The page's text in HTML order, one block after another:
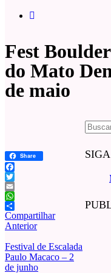
Fest
do Mato
de maio
Share
Facebook
Twitter
Email
WhatsApp
Compartilhar
Buscar
por:
Anterior
Festival de Escalada
Paulo Macaco – 2
de junho